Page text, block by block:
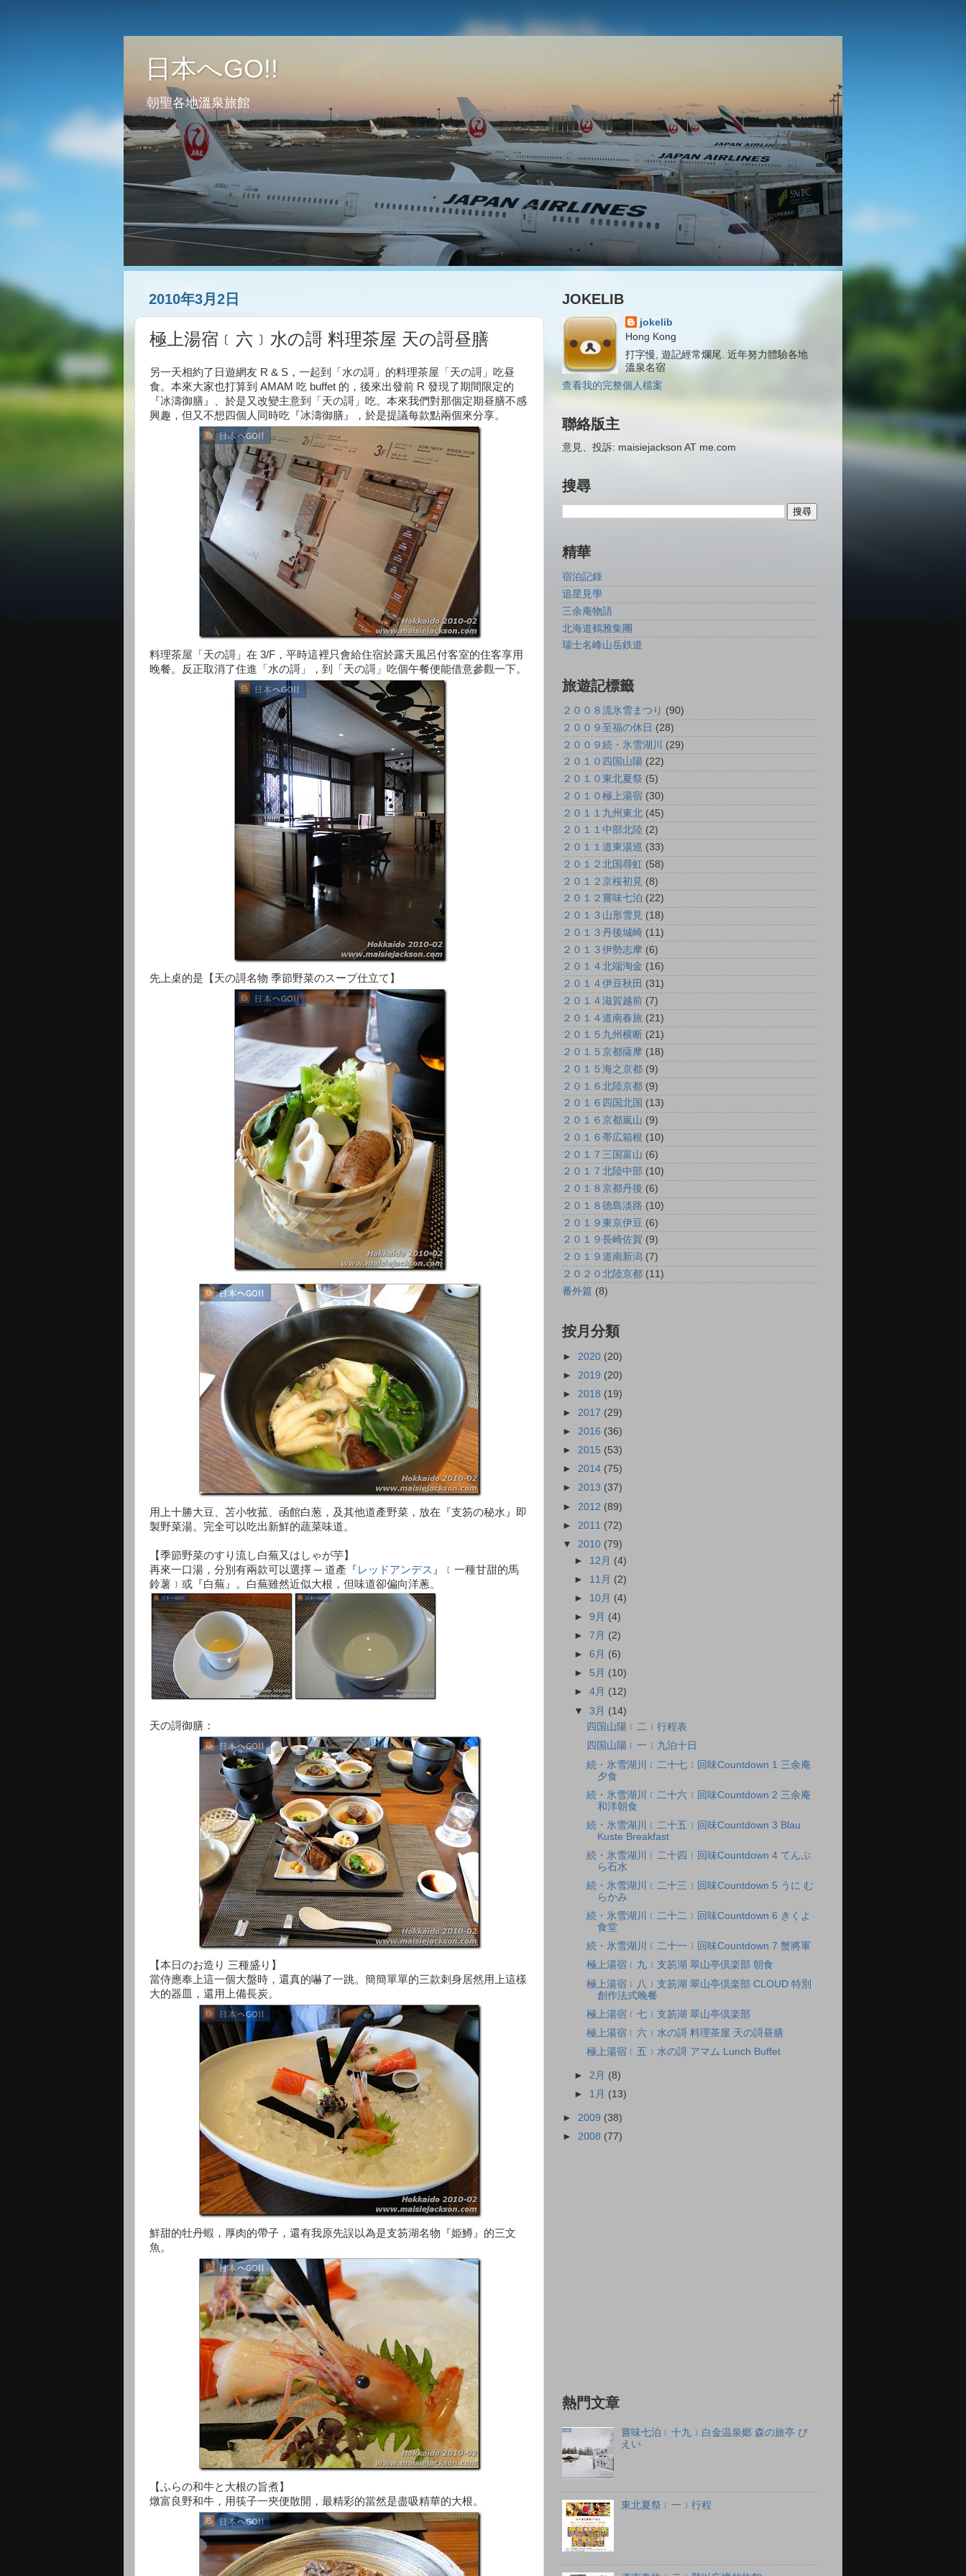
日本へGO!!
朝聖各地溫泉旅館
2010年3月2日
極上湯宿﹝六﹞水の謌 料理茶屋 天の謌昼膳
另一天相約了日遊網友 R & S，一起到「水の謌」的料理茶屋「天の謌」吃昼
食。本來大家也打算到 AMAM 吃 buffet 的，後來出發前 R 發現了期間限定的
『冰濤御膳』、於是又改變主意到「天の謌」吃。本來我們對那個定期昼膳不感
興趣，但又不想四個人同時吃『冰濤御膳』，於是提議每款點兩個來分享。
料理茶屋「天の謌」在 3/F，平時這裡只會給住宿於露天風呂付客室的住客享用
晚餐。反正取消了住進「水の謌」，到「天の謌」吃個午餐便能借意參觀一下。
先上桌的是【天の謌名物 季節野菜のスープ仕立て】
用上十勝大豆、苫小牧菰、函館白葱，及其他道產野菜，放在『支笏の秘水』即
製野菜湯。完全可以吃出新鮮的蔬菜味道。
【季節野菜のすり流し白蕪又はしゃが芋】
再來一口湯，分別有兩款可以選擇 ─ 道產『レッドアンデス 』﹝一種甘甜的馬
鈴薯﹞或『白蕪』。白蕪雖然近似大根，但味道卻偏向洋蔥。
天の謌御膳：
【本日のお造り 三種盛り】
當侍應奉上這一個大盤時，還真的嚇了一跳。簡簡單單的三款刺身居然用上這樣
大的器皿，還用上備長炭。
鮮甜的牡丹蝦，厚肉的帶子，還有我原先誤以為是支笏湖名物『姫鱒』的三文
魚。
【ふらの和牛と大根の旨煮】
燉富良野和牛，用筷子一夾便散開，最精彩的當然是盡吸精華的大根。
JOKELIB
jokelib
Hong Kong
打字慢, 遊記經常爛尾. 近年努力體驗各地
溫泉名宿
查看我的完整個人檔案
聯絡版主
意見、投訴: maisiejackson AT me.com
搜尋
精華
宿泊記錄
追星見學
三余庵物語
北海道鶴雅集團
瑞士名峰山岳鉄道
旅遊記標籤
２００８流氷雪まつり (90)
２００９至福の休日 (28)
２００９続・氷雪湖川
(29)
２０１０四国山陽 (22)
２０１０東北夏祭 (5)
２０１０極上湯宿 (30)
２０１１九州東北 (45)
２０１１中部北陸 (2)
２０１１道東湯巡 (33)
２０１２北国尋虹 (58)
２０１２京桜初見 (8)
２０１２嘗味七泊 (22)
２０１３山形雪見 (18)
２０１３丹後城崎 (11)
２０１３伊勢志摩 (6)
２０１４北端淘金 (16)
２０１４伊豆秋田 (31)
２０１４滋賀越前 (7)
２０１４道南春旅 (21)
２０１５九州横断 (21)
２０１５京都薩摩 (18)
２０１５海之京都 (9)
２０１６北陸京都 (9)
２０１６四国北国 (13)
２０１６京都嵐山 (9)
２０１６帯広箱根 (10)
２０１７三国富山 (6)
２０１７北陸中部 (10)
２０１８京都丹後 (6)
２０１８徳島淡路 (10)
２０１９東京伊豆 (6)
２０１９長崎佐賀 (9)
２０１９道南新潟 (7)
２０２０北陸京都 (11)
番外篇 (8)
按月分類
► 2020 (20)
► 2019 (20)
► 2018 (19)
► 2017 (29)
► 2016 (36)
► 2015 (53)
► 2014 (75)
► 2013 (37)
► 2012 (89)
► 2011 (72)
▼ 2010 (79)
► 12月 (4)
► 11月 (2)
► 10月 (4)
►9月 (4)
►7月 (2)
►6月 (6)
► 5月 (10)
►4月 (12)
▼3月 (14)
四国山陽﹝二﹞行程表
四国山陽﹝一﹞九泊十日
続・氷雪湖川﹝二十七﹞回味Countdown 1 三余庵
夕食
続・氷雪湖川﹝二十六﹞回味Countdown 2 三余庵
和洋朝食
続・氷雪湖川﹝二十五﹞回味Countdown 3 Blau
Kuste Breakfast
続・氷雪湖川﹝二十四﹞回味Countdown 4 てんぷ
ら石水
続・氷雪湖川﹝二十三﹞回味Countdown 5 うに む
らかみ
続・氷雪湖川﹝二十二﹞回味Countdown 6 きくよ
食堂
続・氷雪湖川﹝二十一﹞回味Countdown 7 蟹將軍
極上湯宿﹝九﹞支笏湖 翠山亭倶楽部 朝食
極上湯宿﹝八﹞支笏湖 翠山亭倶楽部 CLOUD 特別
創作法式晚餐
極上湯宿﹝七﹞支笏湖 翠山亭倶楽部
極上湯宿﹝六﹞水の謌 料理茶屋 天の謌昼膳
極上湯宿﹝五﹞水の謌 アマム Lunch Buffet
► 2月 (8)
► 1月 (13)
► 2009 (38)
► 2008 (77)
熱門文章
嘗味七泊﹝十九﹞白金温泉郷 森の旅亭 び
えい
東北夏祭﹝一﹞行程